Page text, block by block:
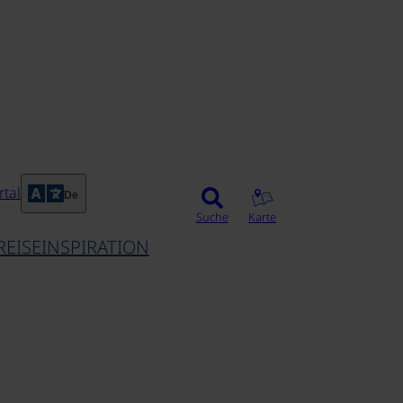
De
Suche Karte